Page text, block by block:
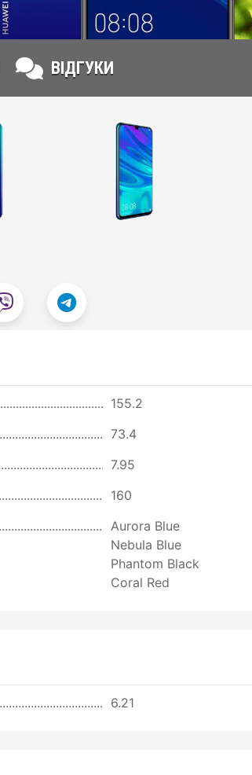
ВІДГУКИ
155.2
73.4
7.95
160
Aurora Blue
Nebula Blue
Phantom Black
Coral Red
6.21